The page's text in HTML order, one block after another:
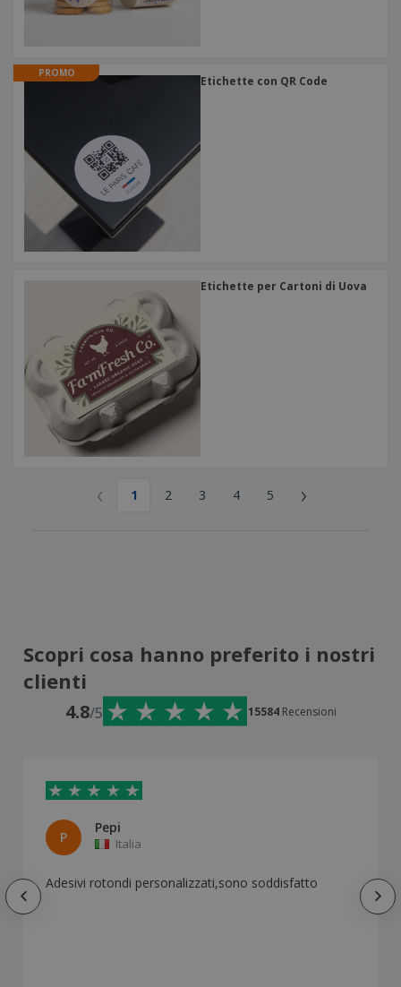
PROMO
Etichette con QR Code
Etichette per Cartoni di Uova
‹ 1 2 3 4 5 ›
Scopri cosa hanno preferito i nostri
clienti
4.8/5 15584 Recensioni
P
Pepi
Italia
Adesivi rotondi personalizzati,sono soddisfatto